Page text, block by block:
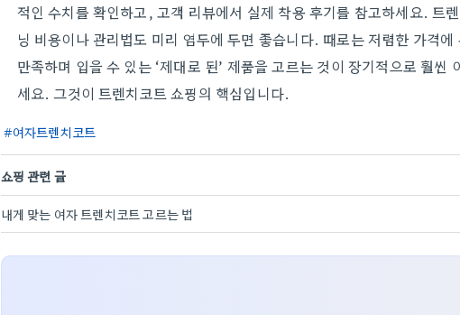
적인 수치를 확인하고, 고객 리뷰에서 실제 착용 후기를 참고하세요. 트
닝 비용이나 관리법도 미리 염두에 두면 좋습니다. 때로는 저렴한 가격
만족하며 입을 수 있는 ‘제대로 된’ 제품을 고르는 것이 장기적으로 훨
세요. 그것이 트렌치코트 쇼핑의 핵심입니다.
여자트렌치코트
쇼핑 관련 글
내게 맞는 여자 트렌치코트 고르는 법